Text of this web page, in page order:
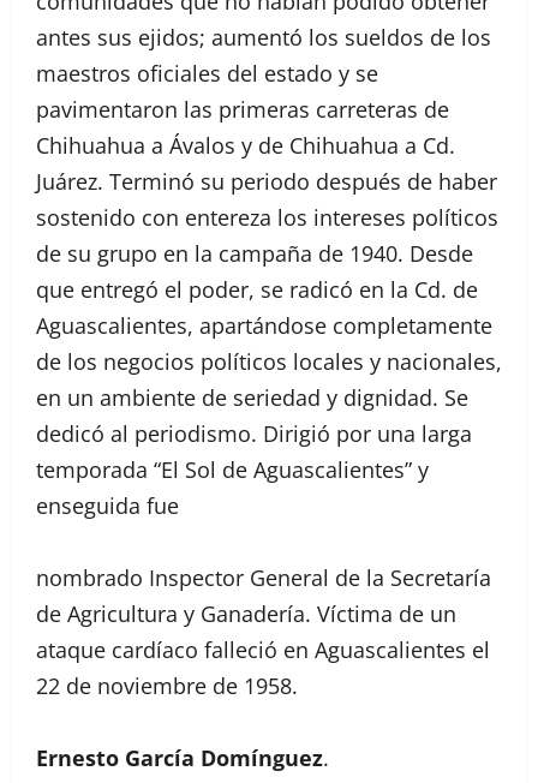
antes sus ejidos; aumentó los sueldos de los
maestros oficiales del estado y se
pavimentaron las primeras carreteras de
Chihuahua a Ávalos y de Chihuahua a Cd.
Juárez. Terminó su periodo después de haber
sostenido con entereza los intereses políticos
de su grupo en la campaña de 1940. Desde
que entregó el poder, se radicó en la Cd. de
Aguascalientes, apartándose completamente
de los negocios políticos locales y nacionales,
en un ambiente de seriedad y dignidad. Se
dedicó al periodismo. Dirigió por una larga
temporada “El Sol de Aguascalientes” y
enseguida fue
nombrado Inspector General de la Secretaría
de Agricultura y Ganadería. Víctima de un
ataque cardíaco falleció en Aguascalientes el
22 de noviembre de 1958.
Ernesto García Domínguez.